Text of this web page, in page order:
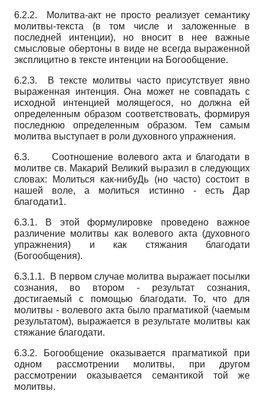
6.2.2. Молитва-акт не просто реализует семантику
молитвы-текста (в том числе и заложенные в
последней интенции), но вносит в нее важные
смысловые обертоны в виде не всегда выраженной
эксплицитно в тексте интенции на Богообщение.
6.2.3. В тексте молитвы часто присутствует явно
выраженная интенция. Она может не совпадать с
исходной интенцией молящегося, но должна ей
определенным образом соответствовать, формируя
последнюю определенным образом. Тем самым
молитва выступает в роли духовного упражнения.
6.3. Соотношение волевого акта и благодати в
молитве св. Макарий Великий выразил в следующих
словах: Молиться как-нибуДь (но часто) состоит в
нашей воле, а молиться истинно - есть Дар
благодати1.
6.3.1. В этой формулировке проведено важное
различение молитвы как волевого акта (духовного
упражнения) и как стяжания благодати
(Богообщения).
6.3.1.1. В первом случае молитва выражает посылки
сознания, во втором - результат сознания,
достигаемый с помощью благодати. То, что для
молитвы - волевого акта было прагматикой (чаемым
результатом), выражается в результате молитвы как
стяжание благодати.
6.3.2. Богообщение оказывается прагматикой при
одном рассмотрении молитвы, при другом
рассмотрении оказывается семантикой той же
молитвы.